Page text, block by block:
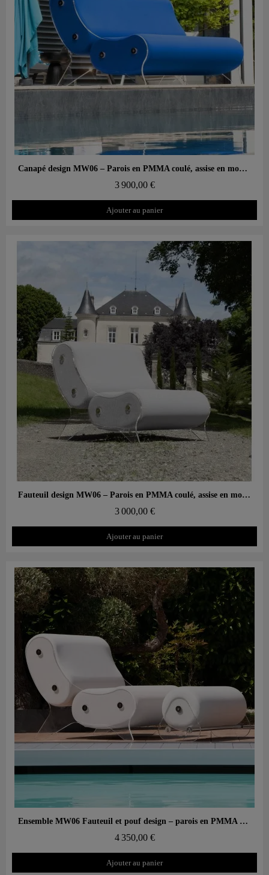
Aperçu rapide Canapé design MW06 – Parois en PMMA coulé, assise en mousse alvéolaire
3 900,00 €
Ajouter au panier
Aperçu rapide Fauteuil design MW06 – Parois en PMMA coulé, assise en mousse alvéolaire
3 000,00 €
Ajouter au panier
Aperçu rapide Ensemble MW06 Fauteuil et pouf design – parois en PMMA coulé, assise en mousse alvéolaire
4 350,00 €
Ajouter au panier